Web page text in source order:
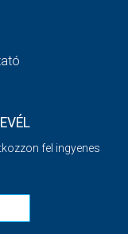
fel ingyenes